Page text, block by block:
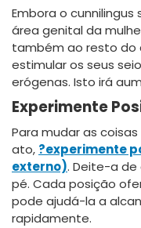
Embora o
área genital da
também ao resto do
estimular os seus
erógenas. Isto irá
Experimente
Para mudar as
ato, ?experimente
externo). Deite-a
pé. Cada posição
pode ajudá-la a
rapidamente.